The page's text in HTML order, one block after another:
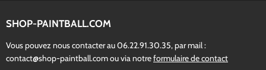
SHOP-PAINTBALL.COM
Vous pouvez nous contacter au 06.22.91.30.35, par mail :
contact@shop-paintball.com ou via notreformulaire de contact